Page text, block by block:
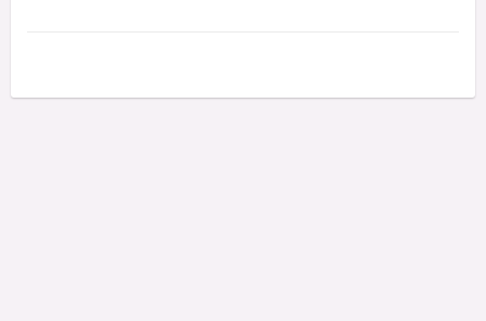
• Enkel installation! Bara expandera och lås fast på plats.